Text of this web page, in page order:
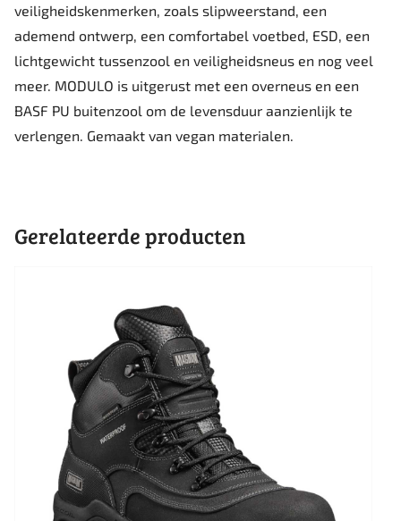
veiligheidskenmerken, zoals slipweerstand, een
ademend ontwerp, een comfortabel voetbed, ESD, een
lichtgewicht tussenzool en veiligheidsneus en nog veel
meer. MODULO is uitgerust met een overneus en een
BASF PU buitenzool om de levensduur aanzienlijk te
verlengen. Gemaakt van vegan materialen.
Gerelateerde producten